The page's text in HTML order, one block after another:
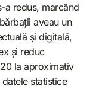
a redus, marcând
aveau un
și digitală,
și reduc
la aproximativ
statistice